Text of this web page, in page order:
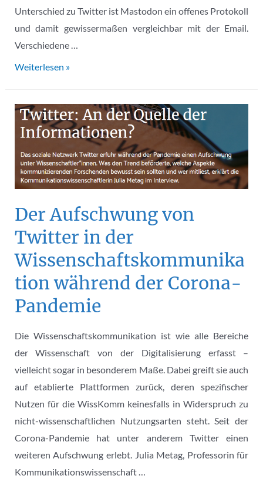
Unterschied zu Twitter ist Mastodon ein offenes Protokoll
und damit gewissermaßen vergleichbar mit der Email.
Verschiedene …
Von
Mastodon:
Protokoll
eines
Umzugs
Weiterlesen »
Der Aufschwung von
Twitter in der
Wissenschaftskommunika
tion während der Corona-
Pandemie
Die Wissenschaftskommunikation ist wie alle Bereiche
der Wissenschaft von der Digitalisierung erfasst –
vielleicht sogar in besonderem Maße. Dabei greift sie auch
auf etablierte Plattformen zurück, deren spezifischer
Nutzen für die WissKomm keinesfalls in Widerspruch zu
nicht-wissenschaftlichen Nutzungsarten steht. Seit der
Corona-Pandemie hat unter anderem Twitter einen
weiteren Aufschwung erlebt. Julia Metag, Professorin für
Kommunikationswissenschaft …